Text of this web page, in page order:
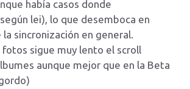
había casos donde
lei), lo que desemboca en
la sincronización en general.
fotos sigue muy lento el scroll
aunque mejor que en la Beta